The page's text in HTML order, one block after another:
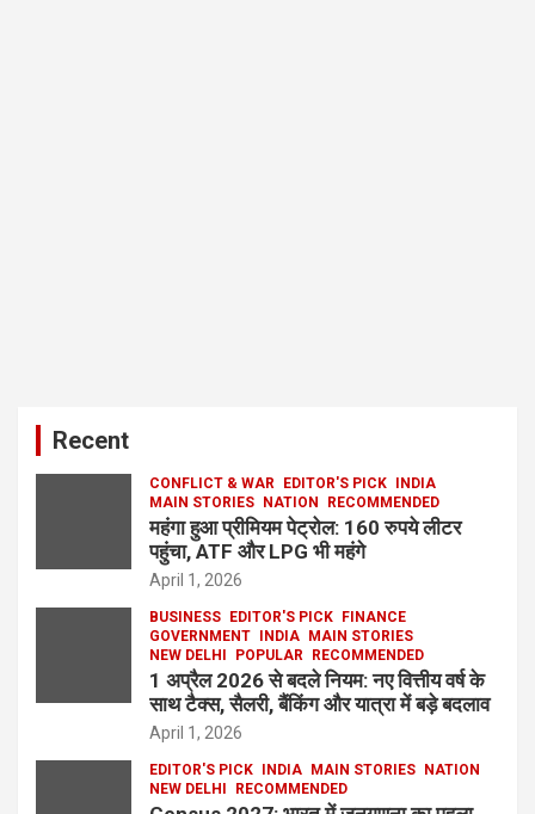
Recent
CONFLICT & WAR EDITOR'S PICK
INDIA
MAIN STORIES
NATION RECOMMENDED
महंगा हुआ प्रीमियम पेट्रोल: 160 रुपये लीटर
पहुंचा, ATF और LPG भी महंगे
April 1, 2026
BUSINESS EDITOR'S PICK
FINANCE
GOVERNMENT
INDIA
MAIN STORIES
NEW DELHI
POPULAR RECOMMENDED
1 अप्रैल 2026 से बदले नियम: नए वित्तीय वर्ष के
साथ टैक्स, सैलरी, बैंकिंग और यात्रा में बड़े बदलाव
April 1, 2026
EDITOR'S PICK INDIA MAIN STORIES
NATION
NEW DELHI
RECOMMENDED